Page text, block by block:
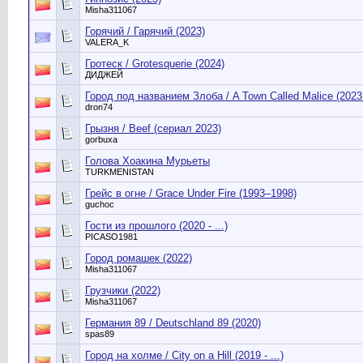
Misha311067
Горячий / Гарячий (2023)
VALERA_K
Гротеск / Grotesquerie (2024)
ДИДЖЕЙ
Город под названием Злоба / A Town Called Malice
dron74
Грызня / Beef (сериал 2023)
gorbuxa
Голова Хоакина Мурьеты
TURKMENISTAN
Грейс в огне / Grace Under Fire (1993–1998)
guchoc
Гости из прошлого (2020 - ...)
PICASO1981
Город ромашек (2022)
Misha311067
Грузчики (2022)
Misha311067
Германия 89 / Deutschland 89 (2020)
spas89
Город на холме / City on a Hill (2019 - ...)